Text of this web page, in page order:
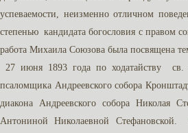
успеваемости, неизменно отличном
степенью кандидата богословия с правом
работа Михаила Союзова была посвящена
27 июня 1893 года по ходатайству
псаломщика Андреевского собора
диакона Андреевского собора Николая
Антониной Николаевной